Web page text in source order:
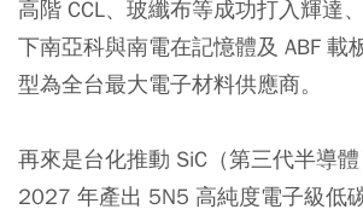
高階 CCL、玻纖布等成功打入輝達
下南亞科與南電在記憶體及 ABF 載
型為全台最大電子材料供應商。
再來是台化推動 SiC（第三代半導
2027 年產出 5N5 高純度電子級低碳